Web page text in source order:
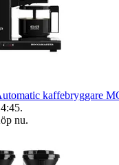
kaffebryggare
.
nu.